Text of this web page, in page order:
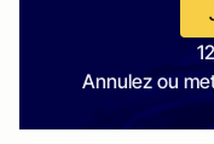
Annulez ou